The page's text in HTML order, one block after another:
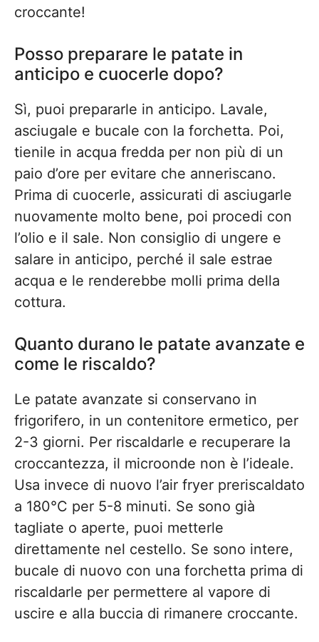
croccante!
Posso preparare le patate in
anticipo e cuocerle dopo?
Sì, puoi prepararle in anticipo. Lavale,
asciugale e bucale con la forchetta. Poi,
tienile in acqua fredda per non più di un
paio d’ore per evitare che anneriscano.
Prima di cuocerle, assicurati di asciugarle
nuovamente molto bene, poi procedi con
l’olio e il sale. Non consiglio di ungere e
salare in anticipo, perché il sale estrae
acqua e le renderebbe molli prima della
cottura.
Quanto durano le patate avanzate e
come le riscaldo?
Le patate avanzate si conservano in
frigorifero, in un contenitore ermetico, per
2-3 giorni. Per riscaldarle e recuperare la
croccantezza, il microonde non è l’ideale.
Usa invece di nuovo l’air fryer preriscaldato
a 180°C per 5-8 minuti. Se sono già
tagliate o aperte, puoi metterle
direttamente nel cestello. Se sono intere,
bucale di nuovo con una forchetta prima di
riscaldarle per permettere al vapore di
uscire e alla buccia di rimanere croccante.